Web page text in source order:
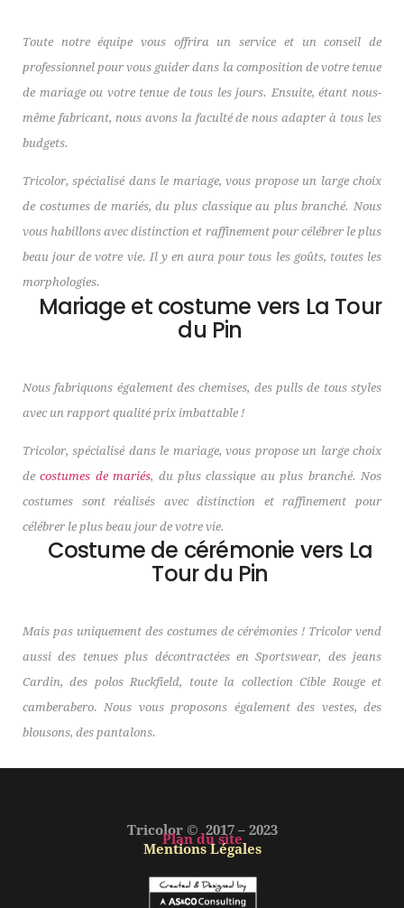
Toute notre équipe vous offrira un service et un conseil de
professionnel pour vous guider dans la composition de votre tenue
de mariage ou votre tenue de tous les jours. Ensuite, étant nous-
même fabricant, nous avons la faculté de nous adapter à tous les
budgets.
Tricolor, spécialisé dans le mariage, vous propose un large choix
de costumes de mariés, du plus classique au plus branché. Nous
vous habillons avec distinction et raffinement pour célébrer le plus
beau jour de votre vie. Il y en aura pour tous les goûts, toutes les
morphologies.
Mariage et costume vers La Tour
du Pin
Nous fabriquons également des chemises, des pulls de tous styles
avec un rapport qualité prix imbattable !
Tricolor, spécialisé dans le mariage, vous propose un large choix
decostumes de mariés, du plus classique au plus branché. Nos
costumes sont réalisés avec distinction et raffinement pour
célébrer le plus beau jour de votre vie.
Costume de cérémonie vers La
Tour du Pin
Mais pas uniquement des costumes de cérémonies ! Tricolor vend
aussi des tenues plus décontractées en Sportswear, des jeans
Cardin, des polos Ruckfield, toute la collection Cible Rouge et
camberabero. Nous vous proposons également des vestes, des
blousons, des pantalons.
Tricolor © 2017 – 2023
Plan du site
Mentions Légales